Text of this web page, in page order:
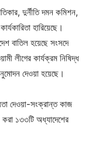
দুর্নীতি দমন কমিশন,
হারিয়েছে।
বাতিল হয়েছে সংসদে
লীগের কার্যক্রম নিষিদ্ধ
দেওয়া হয়েছে।
দেওয়া-সংক্রান্ত কাজ
১৩৩টি অধ্যাদেশের